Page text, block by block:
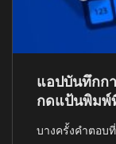
แอปบันทึกก
กดแป้นพิมพ์
บางครั้งคำตอบ